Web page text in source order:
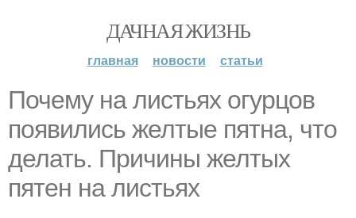
ДАЧНАЯ ЖИЗНЬ
главная новости статьи
Почему на листьях огурцов
появились желтые пятна, что
делать. Причины желтых
пятен на листьях